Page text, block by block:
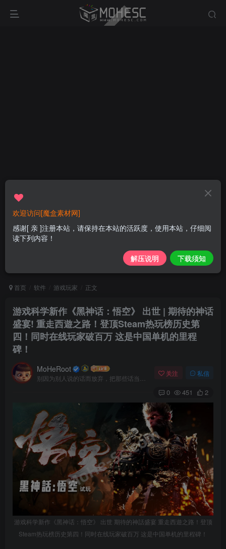
首页 软件 游戏玩家 正文
游戏科学新作《黑神话：悟空》 出世 | 期待的神话
盛宴! 重走西遊之路！登顶Steam热玩榜历史第
四！同时在线玩家破百万 这是中国单机的里程
碑！
MoHeRoot 关注 私信
0 451 2
游戏科学新作《黑神话：悟空》 出世 期待的神話盛宴 重走西遊之路！登顶
Steam热玩榜历史第四！同时在线玩家破百万 这是中国单机的里程碑！
欢迎访问[魔盒素材网]
感谢[ 亲 ]注册本站，请保持在本站的活跃度，使用本站，仔细阅
读下列内容！
解压说明 下载须知